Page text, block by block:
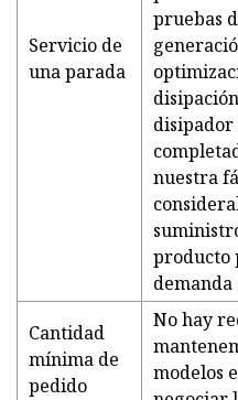
Servicio de
una parada
pruebas
nuestra
producto
demanda
Cantidad
mínima de
pedido
No hay
modelos